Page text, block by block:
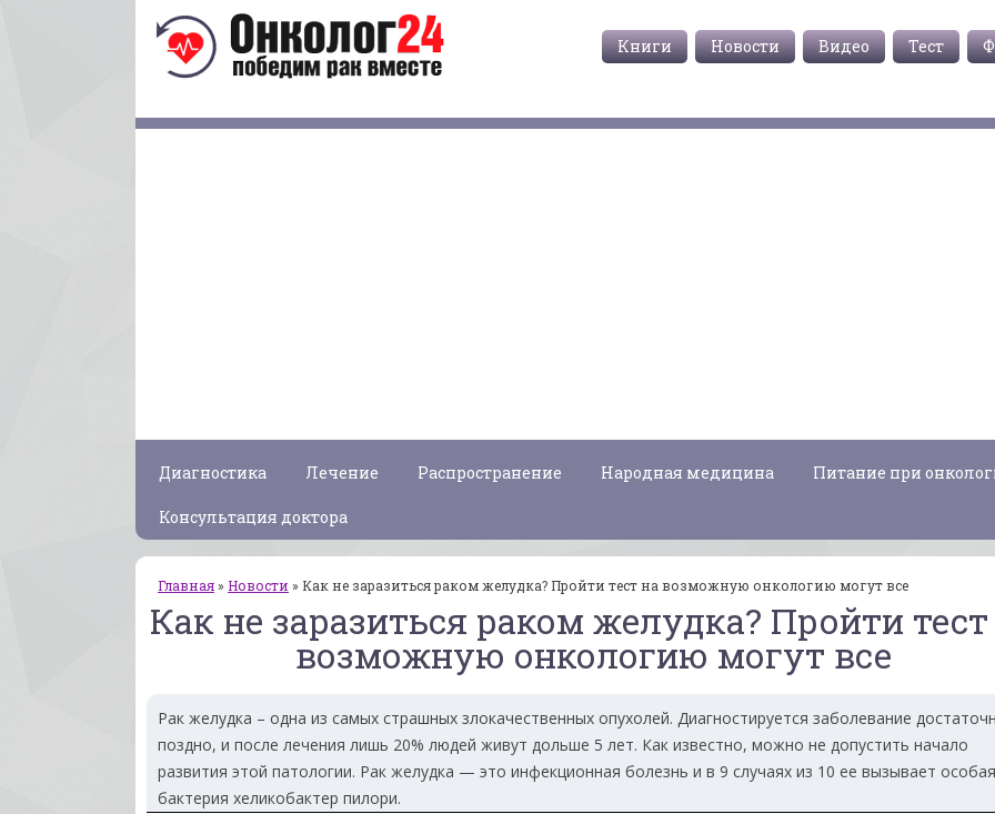
Тест
Видео
Новости
Книги
Диагностика Лечение Распространение Народная медицина Питание при
Консультация доктора
Главная» Новости » Как не заразиться раком желудка? Пройти тест на возможную онкологию могут все
Как не заразиться раком желудка? Пройти
возможную онкологию могут все
Рак желудка – одна из самых страшных злокачественных опухолей. Диагностируется заболевание
поздно, и после лечения лишь 20% людей живут дольше 5 лет. Как известно, можно не допустить начало
развития этой патологии. Рак желудка — это инфекционная болезнь и в 9 случаях из 10 ее вызывает особая
бактерия хеликобактер пилори.